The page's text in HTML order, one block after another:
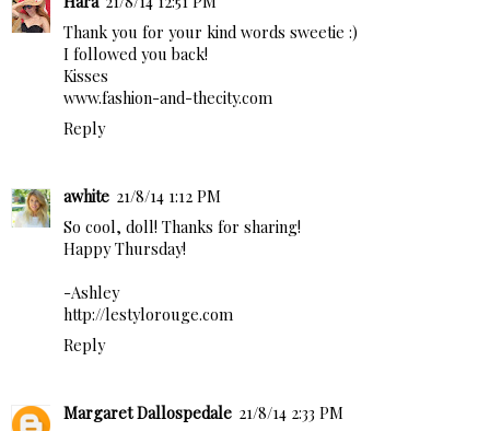
Thank you for your kind words sweetie :)
I followed you back!
Kisses
www.fashion-and-thecity.com
Reply
awhite 21/8/14 1:12 PM
So cool, doll! Thanks for sharing!
Happy Thursday!
-Ashley
http://lestylorouge.com
Reply
Margaret Dallospedale 21/8/14 2:33 PM